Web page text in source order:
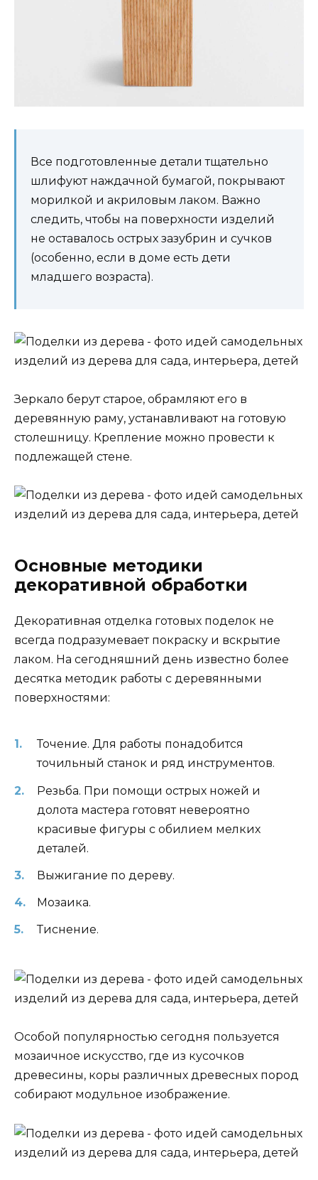
Все подготовленные детали тщательно
шлифуют наждачной бумагой, покрывают
морилкой и акриловым лаком. Важно
следить, чтобы на поверхности изделий
не оставалось острых зазубрин и сучков
(особенно, если в доме есть дети
младшего возраста).
Зеркало берут старое, обрамляют его в
деревянную раму, устанавливают на готовую
столешницу. Крепление можно провести к
подлежащей стене.
Основные методики
декоративной обработки
Декоративная отделка готовых поделок не
всегда подразумевает покраску и вскрытие
лаком. На сегодняшний день известно более
десятка методик работы с деревянными
поверхностями:
Точение. Для работы понадобится
точильный станок и ряд инструментов.
Резьба. При помощи острых ножей и
долота мастера готовят невероятно
красивые фигуры с обилием мелких
деталей.
Выжигание по дереву.
Мозаика.
Тиснение.
Особой популярностью сегодня пользуется
мозаичное искусство, где из кусочков
древесины, коры различных древесных пород
собирают модульное изображение.